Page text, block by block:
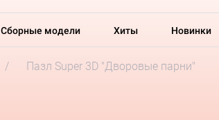
Сборные модели Хиты Новинки
Пазл Super 3D "Дворовые парни"